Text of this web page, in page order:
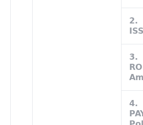
2.
3.
4.